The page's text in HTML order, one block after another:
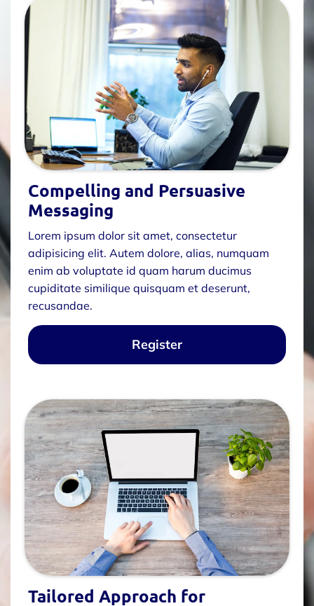
Compelling and Persuasive
Messaging
Lorem ipsum dolor sit amet, consectetur
adipisicing elit. Autem dolore, alias, numquam
enim ab voluptate id quam harum ducimus
cupiditate similique quisquam et deserunt,
recusandae.
Register
Tailored Approach for